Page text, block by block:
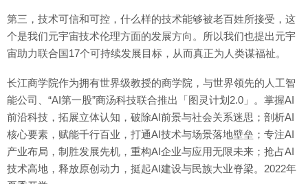
第三，技术可信和可控，什么样的技术能够被老百姓所接受，这
个是我们元宇宙技术伦理方面的发展方向。所以我们也提出元宇
宙助力联合国17个可持续发展目标，从而真正为人类谋福祉。
长江商学院作为拥有世界级教授的商学院，与世界领先的人工智
能公司、“AI第一股”商汤科技联合推出「图灵计划2.0」。掌握AI
前沿科技，拓展立体认知，破除AI前景与社会关系迷思；剖析AI
核心要素，赋能千行百业，打通AI技术与场景落地壁垒；专注AI
产业布局，制胜发展先机，重构AI企业与应用无限未来；抢占AI
技术高地，释放原创动力，挺起AI建设与民族大业脊梁。2022年